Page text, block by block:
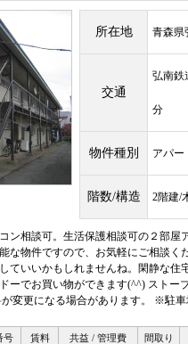
所在地 青森県
交通
弘南
分
物件種別 アパー
階数/構造 2階建/
相談可。生活保護相談可の２部屋
な物件ですので、お気軽にご相談
ていいかもしれませんね。閑静な
ーでお買い物ができます(^^) スト
変更になる場合があります。 ※駐
号 賃料 共益 / 管理費 間取り